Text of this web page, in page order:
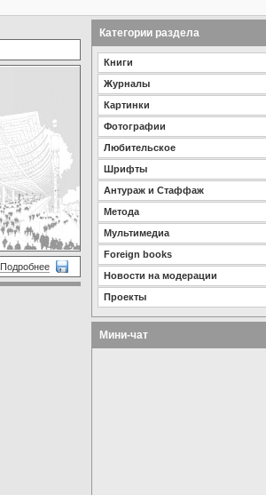
Подробнее
Категории раздела
Книги
Журналы
Картинки
Фотографии
Любительское
Шрифты
Антураж и Стаффаж
Метода
Мультимедиа
Foreign books
Новости на модерации
Проекты
Мини-чат